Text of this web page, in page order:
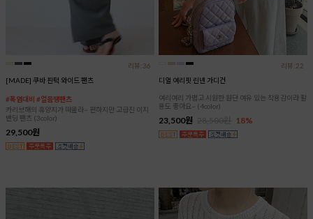
리뷰:36
[MADE] 쿠바 핀턱 와이드 팬츠
#폭염대비 #얼음땡팬츠
카리브해의 휴양지가 떠올라~ 편하지만 고급진 이지
밴딩 팬츠 (3color)
29,500원
리뷰:22
디얼 여리핏 린넨 가디건
여리여리 가볍고 시원한 원단 여유 있는 착용감이라 활
용도 좋아요~ (4color)
23,500원 18%